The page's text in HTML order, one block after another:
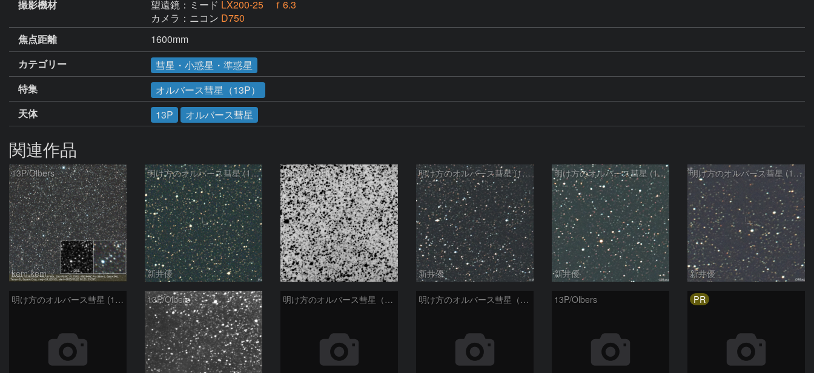
撮影機材 望遠鏡：ミード LX200-25 ｆ6.3
カメラ：ニコン D750
焦点距離
1600mm
カテゴリー
彗星・小惑星・準惑星
特集
オルバース彗星（13P）
天体
13P オルバース彗星
関連作品
13P/Olbers
kem.kem
明け方のオルバース彗星 (13P)：2025/03/20
新井優
13P/Olbers
モンドシャルナ
明け方のオルバース彗星 (13P)：2025/03/01
新井優
明け方のオルバース彗星 (13P)：2025/02/25
新井優
明け方のオルバース彗星 (13P)：2025/02/06
新井優
明け方のオルバース彗星 (13P)：2025/02/05 13P/Olbers 明け方のオルバース彗星（13P)：2025/01/30 明け方のオルバース彗星（13P)：2025/01/27 13P/Olbers PR